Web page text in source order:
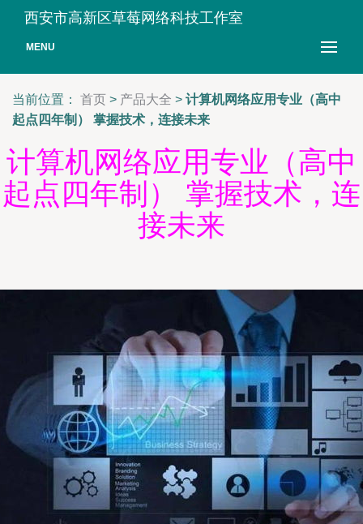
西安市高新区草莓网络科技工作室
MENU
当前位置： 首页 > 产品大全 > 计算机网络应用专业（高中
起点四年制） 掌握技术，连接未来
计算机网络应用专业（高中
起点四年制） 掌握技术，连
接未来